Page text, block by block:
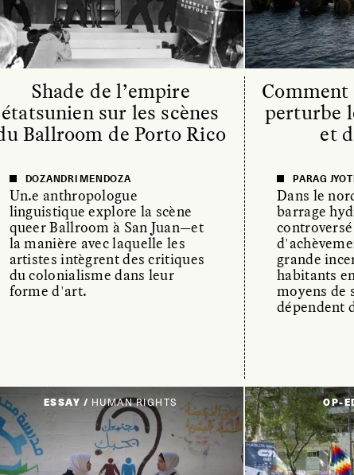
Shade de l’empire
étatsunien sur les scènes
Ballroom de Porto Rico
DOZANDRI MENDOZA
Un.e anthropologue
linguistique explore la scène
queer Ballroom à San Juan—et
la manière avec laquelle les
artistes intègrent des critiques
du colonialisme dans leur
forme d'art.
Comment
perturbe
et
PARAG
Dans le
barrage
grande
habitants
moyens de
dépendent
ESSAY / HUMAN RIGHTS OP-